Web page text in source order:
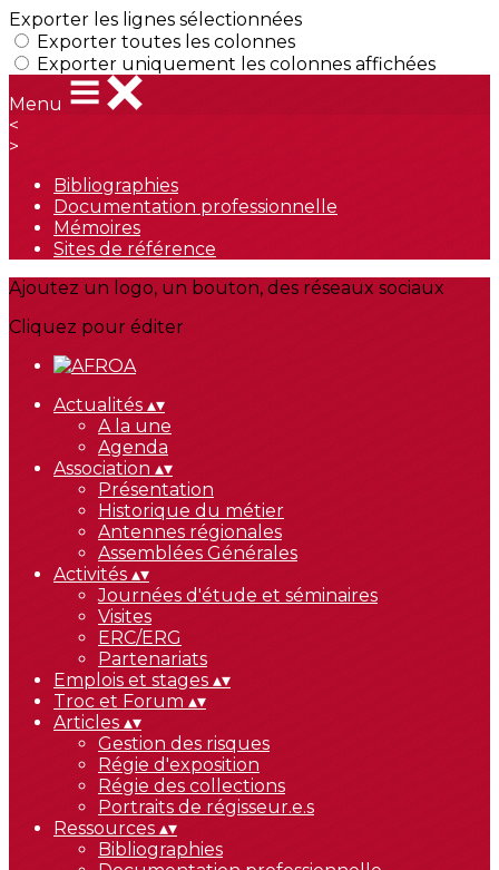
Exporter les lignes sélectionnées
Exporter toutes les colonnes
Exporter uniquement les colonnes affichées
Menu
<
>
Bibliographies
Documentation professionnelle
Mémoires
Sites de référence
Ajoutez un logo, un bouton, des réseaux sociaux
Cliquez pour éditer
Actualités ▴▾
A la une
Agenda
Association ▴▾
Présentation
Historique du métier
Antennes régionales
Assemblées Générales
Activités ▴▾
Journées d'étude et séminaires
Visites
ERC/ERG
Partenariats
Emplois et stages ▴▾
Troc et Forum ▴▾
Articles ▴▾
Gestion des risques
Régie d'exposition
Régie des collections
Portraits de régisseur.e.s
Ressources ▴▾
Bibliographies